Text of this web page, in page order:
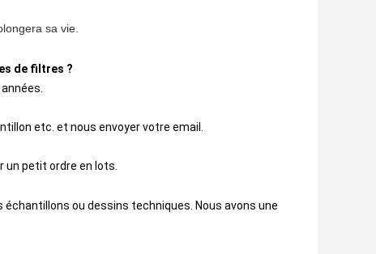
sa vie.
de filtres ?
etc. et nous envoyer votre email.
un petit ordre en lots.
ou dessins techniques. Nous avons une